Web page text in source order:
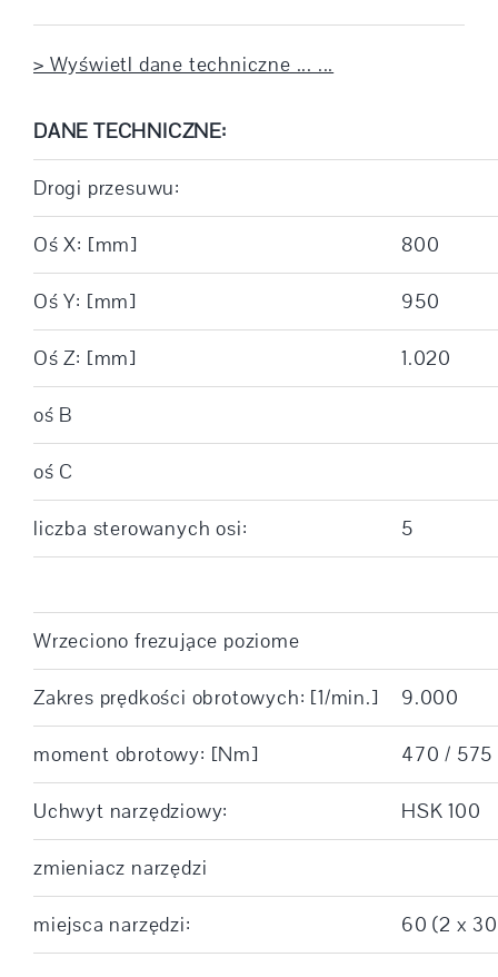
> Wyświetl dane techniczne ... ...
DANE TECHNICZNE:
Drogi przesuwu:
Oś X: [mm] 800
Oś Y: [mm] 950
Oś Z: [mm] 1.020
oś B
oś C
liczba sterowanych osi: 5
Wrzeciono frezujące poziome
Zakres prędkości obrotowych: [1/min.] 9.000
moment obrotowy: [Nm] 470 / 575
Uchwyt narzędziowy: HSK 100
zmieniacz narzędzi
miejsca narzędzi: 60 (2 x